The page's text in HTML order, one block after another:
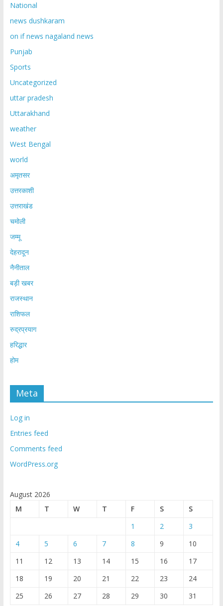
National
news dushkaram
on if news nagaland news
Punjab
Sports
Uncategorized
uttar pradesh
Uttarakhand
weather
West Bengal
world
अमृतसर
उत्तरकाशी
उत्तराखंड
चमोली
जम्मू
देहरादून
नैनीताल
बड़ी खबर
राजस्थान
राशिफल
रुद्रप्रयाग
हरिद्धार
होम
Meta
Log in
Entries feed
Comments feed
WordPress.org
August 2026
M
T W T F S
S
1
2
3
4
5 6 7 8 9
10
11
12 13 14 15 16
17
18
19 20 21 22 23
24
25
26 27 28 29 30 31